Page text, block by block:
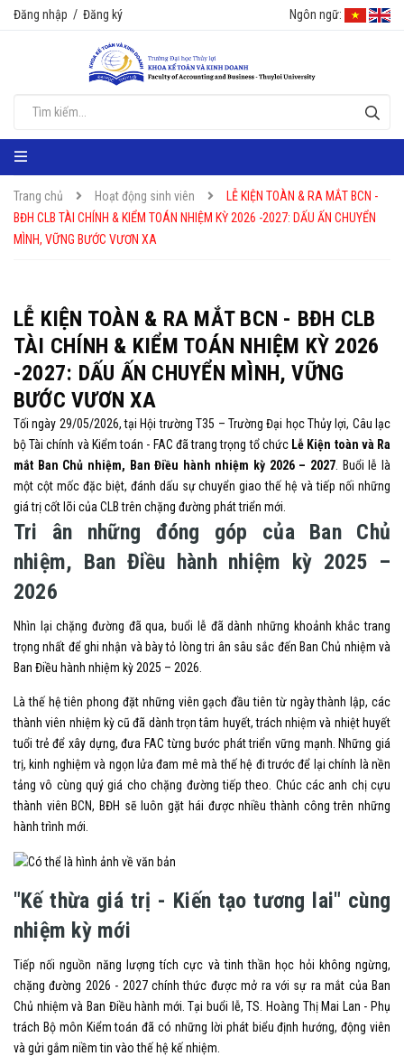
Đăng nhập / Đăng ký Ngôn ngữ:
Trang chủ Hoạt động sinh viên
LỄ KIỆN TOÀN & RA MẮT BCN -
BĐH CLB TÀI CHÍNH & KIỂM TOÁN NHIỆM KỲ 2026 -2027: DẤU ẤN CHUYỂN
MÌNH, VỮNG BƯỚC VƯƠN XA
LỄ KIỆN TOÀN & RA MẮT BCN - BĐH CLB
TÀI CHÍNH & KIỂM TOÁN NHIỆM KỲ 2026
-2027: DẤU ẤN CHUYỂN MÌNH, VỮNG
BƯỚC VƯƠN XA
Tối ngày 29/05/2026, tại Hội trường T35 – Trường Đại học Thủy lợi, Câu lạc
bộ Tài chính và Kiểm toán - FAC đã trang trọng tổ chức Lễ Kiện toàn và Ra
mắt Ban Chủ nhiệm, Ban Điều hành nhiệm kỳ 2026 – 2027 . Buổi lễ là
một cột mốc đặc biệt, đánh dấu sự chuyển giao thế hệ và tiếp nối những
giá trị cốt lõi của CLB trên chặng đường phát triển mới.
Tri ân những đóng góp của Ban Chủ
nhiệm, Ban Điều hành nhiệm kỳ 2025 –
2026
Nhìn lại chặng đường đã qua, buổi lễ đã dành những khoảnh khắc trang
trọng nhất để ghi nhận và bày tỏ lòng tri ân sâu sắc đến Ban Chủ nhiệm và
Ban Điều hành nhiệm kỳ 2025 – 2026.
Là thế hệ tiên phong đặt những viên gạch đầu tiên từ ngày thành lập, các
thành viên nhiệm kỳ cũ đã dành trọn tâm huyết, trách nhiệm và nhiệt huyết
tuổi trẻ để xây dựng, đưa FAC từng bước phát triển vững mạnh. Những giá
trị, kinh nghiệm và ngọn lửa đam mê mà thế hệ đi trước để lại chính là nền
tảng vô cùng quý giá cho chặng đường tiếp theo. Chúc các anh chị cựu
thành viên BCN, BĐH sẽ luôn gặt hái được nhiều thành công trên những
hành trình mới.
"Kế thừa giá trị - Kiến tạo tương lai" cùng
nhiệm kỳ mới
Tiếp nối nguồn năng lượng tích cực và tinh thần học hỏi không ngừng,
chặng đường 2026 - 2027 chính thức được mở ra với sự ra mắt của Ban
Chủ nhiệm và Ban Điều hành mới. Tại buổi lễ, TS. Hoàng Thị Mai Lan - Phụ
trách Bộ môn Kiểm toán đã có những lời phát biểu định hướng, động viên
và gửi gắm niềm tin vào thế hệ kế nhiệm.